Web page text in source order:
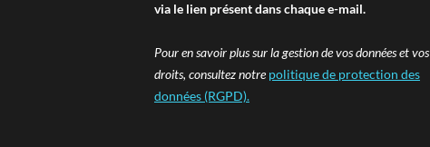
via le lien présent dans chaque e-mail.
Pour en savoir plus sur la gestion de vos données et vos
droits, consultez notrepolitique de protection des
données (RGPD).